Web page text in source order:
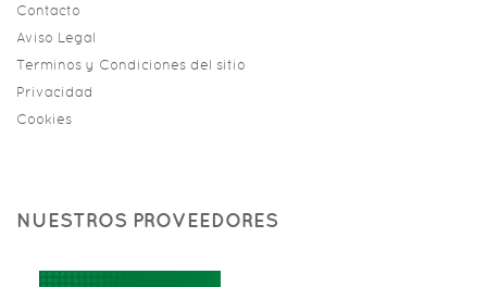
Contacto
Aviso Legal
Terminos y Condiciones del sitio
Privacidad
Cookies
NUESTROS PROVEEDORES